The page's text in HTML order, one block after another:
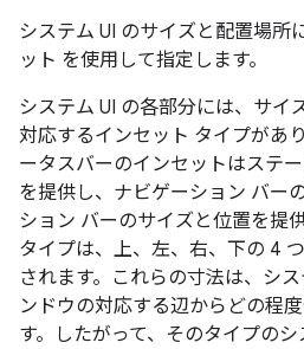
システム UI のサイズと配置場所
ット を使用して指定します。
システム UI の各部分には、サイ
対応するインセット タイプがあ
ータスバーのインセットはステ
を提供し、ナビゲーション バー
ション バーのサイズと位置を提
タイプは、上、左、右、下の 4
されます。これらの寸法は、シ
ンドウの対応する辺からどの程
す。したがって、そのタイプの